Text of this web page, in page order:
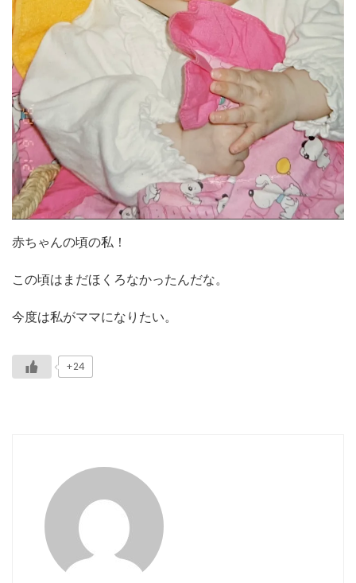
赤ちゃんの頃の私！
この頃はまだほくろなかったんだな。
今度は私がママになりたい。
+24